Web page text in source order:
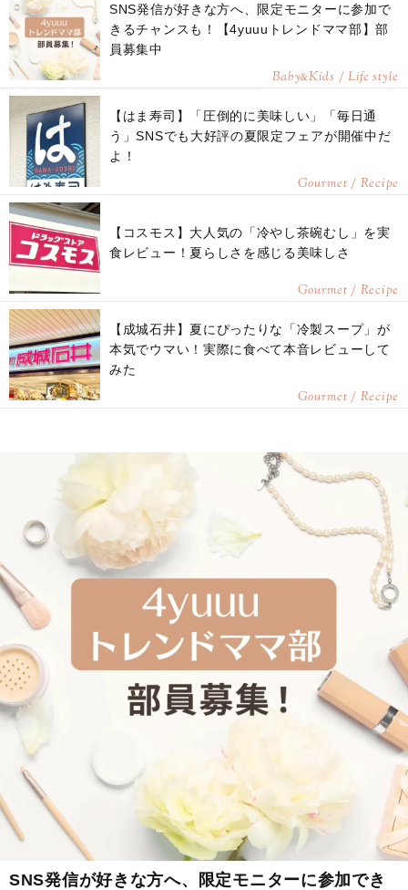
SNS発信が好きな方へ、限定モニターに参加で
きるチャンスも！【4yuuuトレンドママ部】部
員募集中
Baby&Kids / Life style
【はま寿司】「圧倒的に美味しい」「毎日通
う」SNSでも大好評の夏限定フェアが開催中だ
よ！
Gourmet / Recipe
【コスモス】大人気の「冷やし茶碗むし」を実
食レビュー！夏らしさを感じる美味しさ
Gourmet / Recipe
【成城石井】夏にぴったりな「冷製スープ」が
本気でウマい！実際に食べて本音レビューして
みた
Gourmet / Recipe
SNS発信が好きな方へ、限定モニターに参加でき